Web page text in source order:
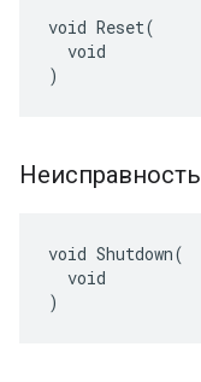
void Reset(
  void
)
Неисправность
void Shutdown(
  void
)